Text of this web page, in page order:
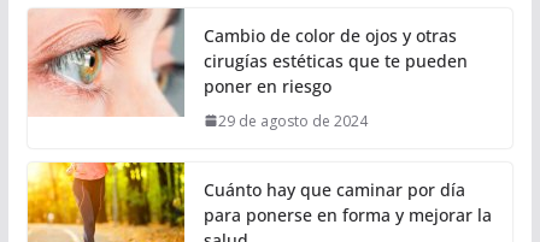
Cambio de color de ojos y otras
cirugías estéticas que te pueden
poner en riesgo
29 de agosto de 2024
Cuánto hay que caminar por día
para ponerse en forma y mejorar la